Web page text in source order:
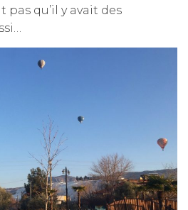
pas qu’il y avait des